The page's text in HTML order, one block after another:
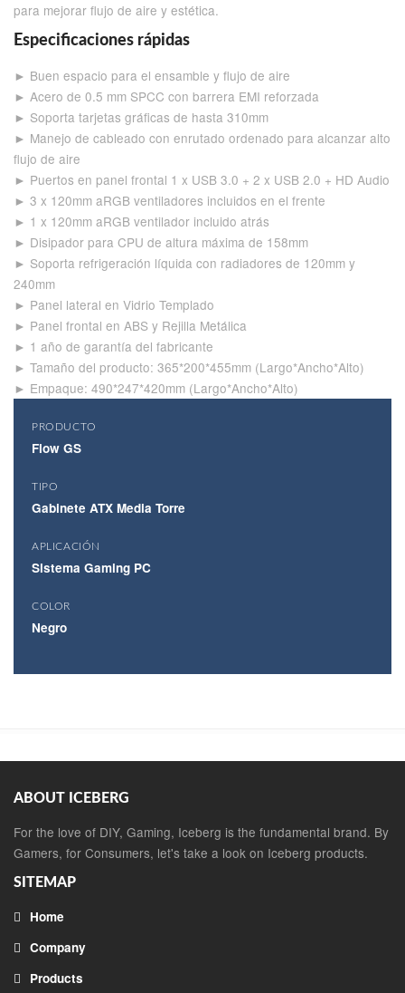
para mejorar flujo de aire y estética.
Especificaciones rápidas
► Buen espacio para el ensamble y flujo de aire
► Acero de 0.5 mm SPCC con barrera EMI reforzada
► Soporta tarjetas gráficas de hasta 310mm
► Manejo de cableado con enrutado ordenado para alcanzar alto
flujo de aire
► Puertos en panel frontal 1 x USB 3.0 + 2 x USB 2.0 + HD Audio
► 3 x 120mm aRGB ventiladores incluidos en el frente
► 1 x 120mm aRGB ventilador incluido atrás
► Disipador para CPU de altura máxima de 158mm
► Soporta refrigeración líquida con radiadores de 120mm y
240mm
► Panel lateral en Vidrio Templado
► Panel frontal en ABS y Rejilla Metálica
► 1 año de garantía del fabricante
► Tamaño del producto: 365*200*455mm (Largo*Ancho*Alto)
► Empaque: 490*247*420mm (Largo*Ancho*Alto)
PRODUCTO
Flow GS
TIPO
Gabinete ATX Media Torre
APLICACIÓN
Sistema Gaming PC
COLOR
Negro
ABOUT ICEBERG
For the love of DIY, Gaming, Iceberg is the fundamental brand. By
Gamers, for Consumers, let's take a look on Iceberg products.
SITEMAP
Home
Company
Products